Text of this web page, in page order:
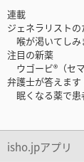
連載
ジェネラリスト
喉が渇いてし
注目の新薬
ウゴービ®（
弁護士が答えま
眠くなる薬で
isho.jpアプリ